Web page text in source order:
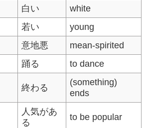
白い
white
若い
young
意地悪
mean-spirited
踊る to dance
終わる
(something)
ends
人気があ
る
to be popular